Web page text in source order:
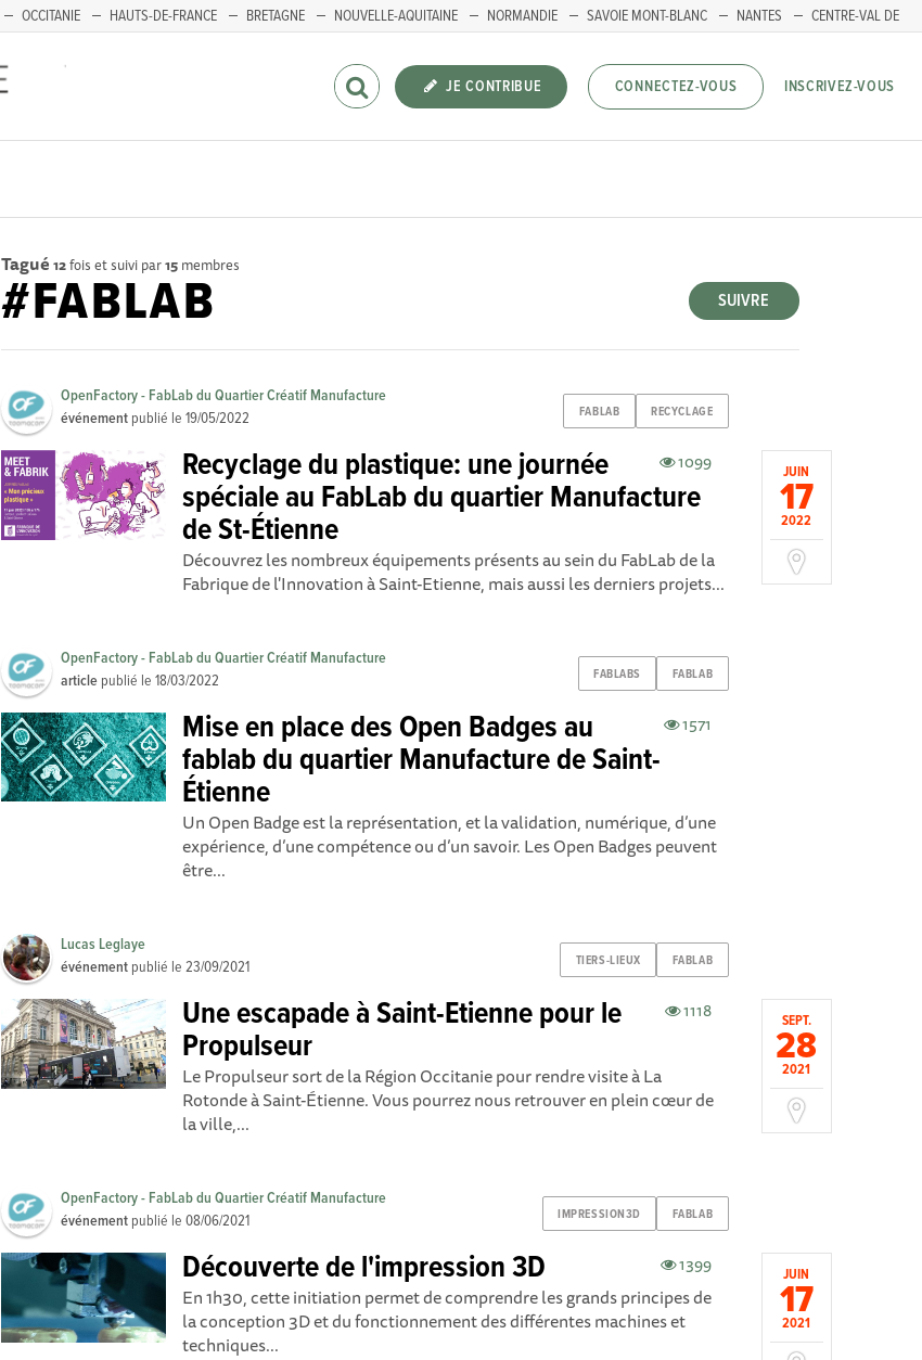
OCCITANIE HAUTS-DE-FRANCE BRETAGNE NOUVELLE-AQUITAINE NORMANDIE SAVOIE MONT-BLANC NANTES
CENTRE-VAL DE
JE CONTRIBUE CONNECTEZ-VOUS INSCRIVEZ-VOUS
Tagué 12fois et suivi par15 membres
SUIVRE
#FABLAB
FABLAB RECYCLAGE
OpenFactory - FabLab du Quartier Créatif Manufacture
événement publié le19/05/2022
JUIN
17
2022
1099
Recyclage du plastique: une journée
spéciale au FabLab du quartier Manufacture
de St-Étienne
Découvrez les nombreux équipements présents au sein du FabLab de la
Fabrique de l'Innovation à Saint-Etienne, mais aussi les derniers projets...
FABLABS FABLAB
OpenFactory - FabLab du Quartier Créatif Manufacture
article publié le18/03/2022
1571
Mise en place des Open Badges au
fablab du quartier Manufacture de Saint-
Étienne
Un Open Badge est la représentation, et la validation, numérique, d’une
expérience, d’une compétence ou d’un savoir. Les Open Badges peuvent
être...
TIERS-LIEUX FABLAB
Lucas Leglaye
événement publié le23/09/2021
SEPT.
28
2021
1118
Une escapade à Saint-Etienne pour le
Propulseur
Le Propulseur sort de la Région Occitanie pour rendre visite à La
Rotonde à Saint-Étienne. Vous pourrez nous retrouver en plein cœur de
la ville,...
IMPRESSION3D FABLAB
OpenFactory - FabLab du Quartier Créatif Manufacture
événement publié le08/06/2021
JUIN
17
2021
1399
Découverte de l'impression 3D
En 1h30, cette initiation permet de comprendre les grands principes de
la conception 3D et du fonctionnement des différentes machines et
techniques...